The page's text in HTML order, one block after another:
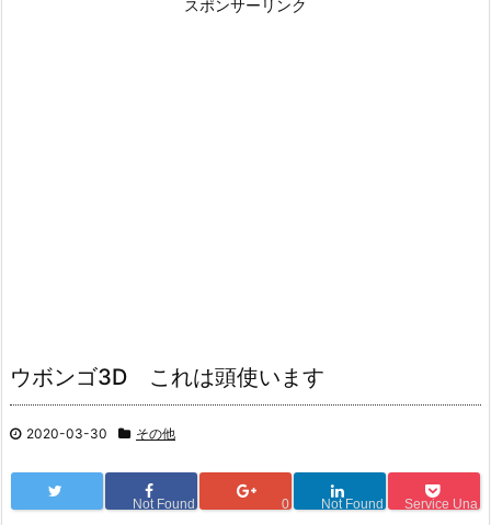
スポンサーリンク
ウボンゴ3D これは頭使います
2020-03-30 その他
Not Found 0 Not Found Service Una